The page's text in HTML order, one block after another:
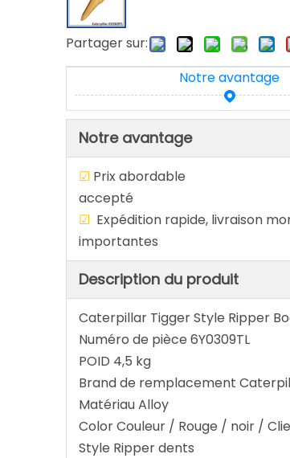
Partager sur:
Notre avantage
Notre avantage
☑ Prix
accepté
☑ Expédition rapide,
importantes
Description du produit
Caterpillar Tigger Style Ripper
Numéro de pièce 6Y0309TL
POID 4,5 kg
Brand de remplacement
Matériau Alloy
Color Couleur / Rouge / noir /
Style Ripper dents